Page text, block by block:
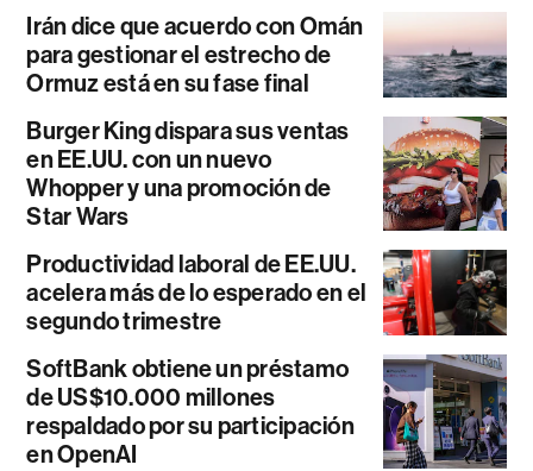
Irán dice que acuerdo con Omán
para gestionar el estrecho de
Ormuz está en su fase final
Burger King dispara sus ventas
en EE.UU. con un nuevo
Whopper y una promoción de
Star Wars
Productividad laboral de EE.UU.
acelera más de lo esperado en el
segundo trimestre
SoftBank obtiene un préstamo
de US$10.000 millones
respaldado por su participación
en OpenAI